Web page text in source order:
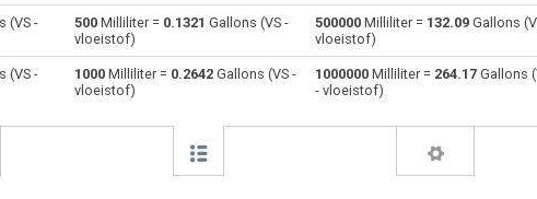
(VS - droog) gal gal Gallons (VS - droog) naar Milliliter
Gallons (VS - vloeistof) naar Milliliter
Gallons (UK) Gallons (UK) naar Milliliter
kilometer Kubieke kilometer naar Milliliter
(VS -
500 Milliliter = 0.1321 Gallons (VS -
vloeistof)
500000 Milliliter = 132.09 Gallons
vloeistof)
(VS -
1000 Milliliter = 0.2642 Gallons (VS -
vloeistof)
1000000 Milliliter = 264.17 Gallons
- vloeistof)